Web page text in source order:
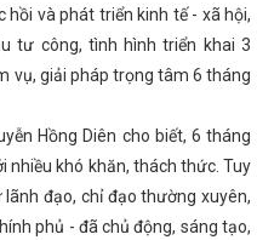
ứng dụng mạnh mẽ
Tĩnh phấn đấu thành lập
hiệu Hà Tĩnh tại Hội
E10 trên toàn quốc từ
2022
Khai mạc Phiên
Trung Quốc (ACFTA)
Công Thương
CĐN
năm 2024 mang đến
Công bố thành lập Đảng
và phát triển kinh tế - xã hội,
tư công, tình hình triển khai 3
vụ, giải pháp trọng tâm 6 tháng
Hồng Diên cho biết, 6 tháng
nhiều khó khăn, thách thức. Tuy
đạo, chỉ đạo thường xuyên,
phủ - đã chủ động, sáng tạo,